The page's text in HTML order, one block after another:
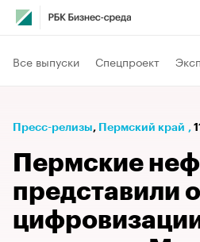
Все выпуски Спецпроект
Пресс-релизы⁠, Пермский край ,
Пермские
представили